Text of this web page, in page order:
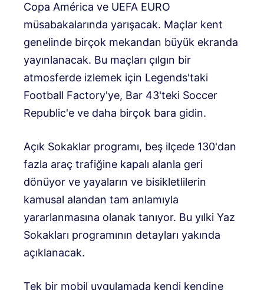
Copa América ve UEFA EURO
müsabakalarında yarışacak. Maçlar kent
genelinde birçok mekandan büyük ekranda
yayınlanacak. Bu maçları çılgın bir
atmosferde izlemek için Legends'taki
Football Factory'ye, Bar 43'teki Soccer
Republic'e ve daha birçok bara gidin.
Açık Sokaklar programı, beş ilçede 130'dan
fazla araç trafiğine kapalı alanla geri
dönüyor ve yayaların ve bisikletlilerin
kamusal alandan tam anlamıyla
yararlanmasına olanak tanıyor. Bu yılki Yaz
Sokakları programının detayları yakında
açıklanacak.
Tek bir mobil uygulamada kendi kendine